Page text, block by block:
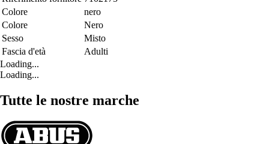
Colore
nero
Colore
Nero
Sesso
Misto
Fascia d'età
Adulti
Loading...
Loading...
Tutte le nostre marche